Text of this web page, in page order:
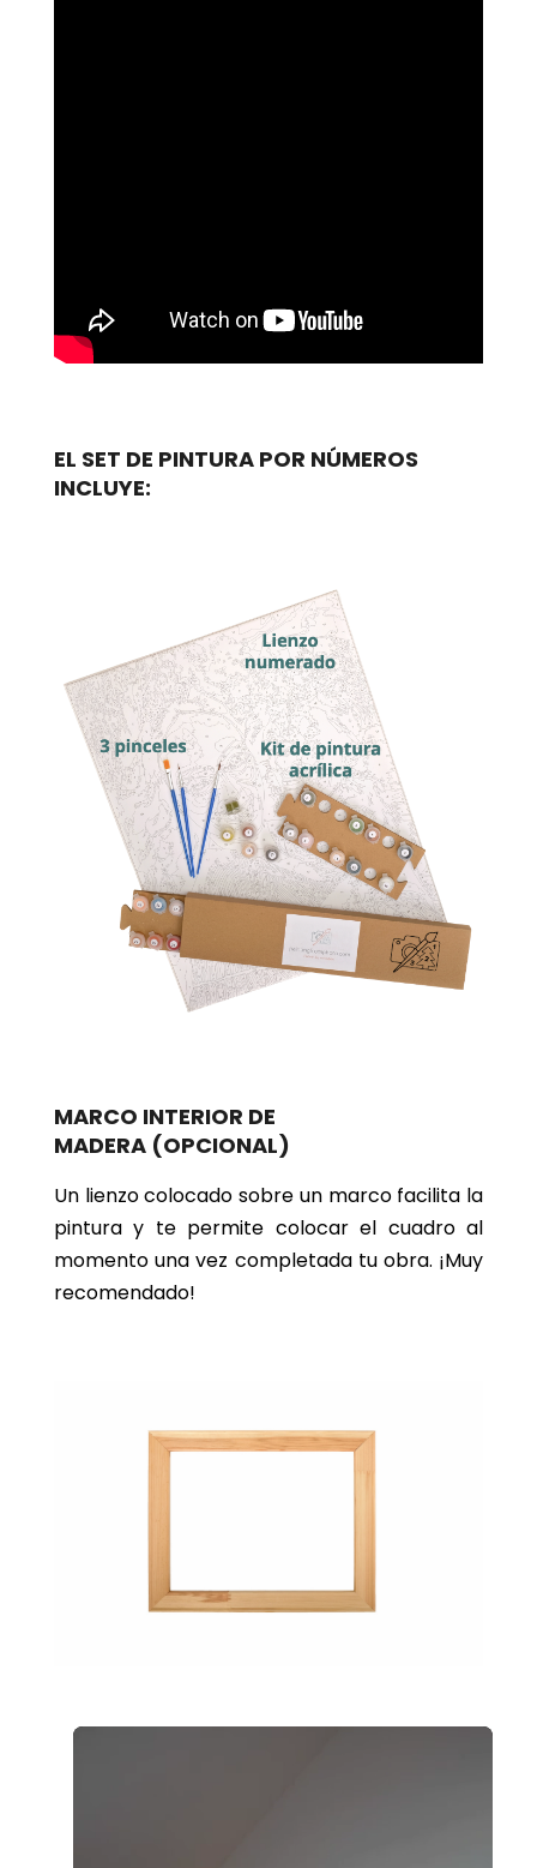
EL SET DE PINTURA POR NÚMEROS
INCLUYE:
MARCO INTERIOR DE
MADERA (OPCIONAL)
Un lienzo colocado sobre un marco facilita la
pintura y te permite colocar el cuadro al
momento una vez completada tu obra. ¡Muy
recomendado!